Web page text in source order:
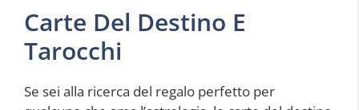
Carte Del Destino E
Tarocchi
Se sei alla ricerca del regalo perfetto per